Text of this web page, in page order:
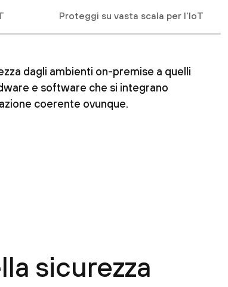
Proteggi su vasta scala per l'IoT
dagli ambienti on-premise a quelli
e software che si integrano
coerente ovunque.
sicurezza